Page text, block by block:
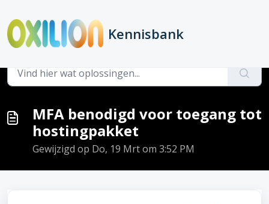
Kennisbank
Hoofdpagina ...
MFA benodigd voor toegang tot
hostingpakket
Gewijzigd op Do, 19 Mrt om 3:52 PM